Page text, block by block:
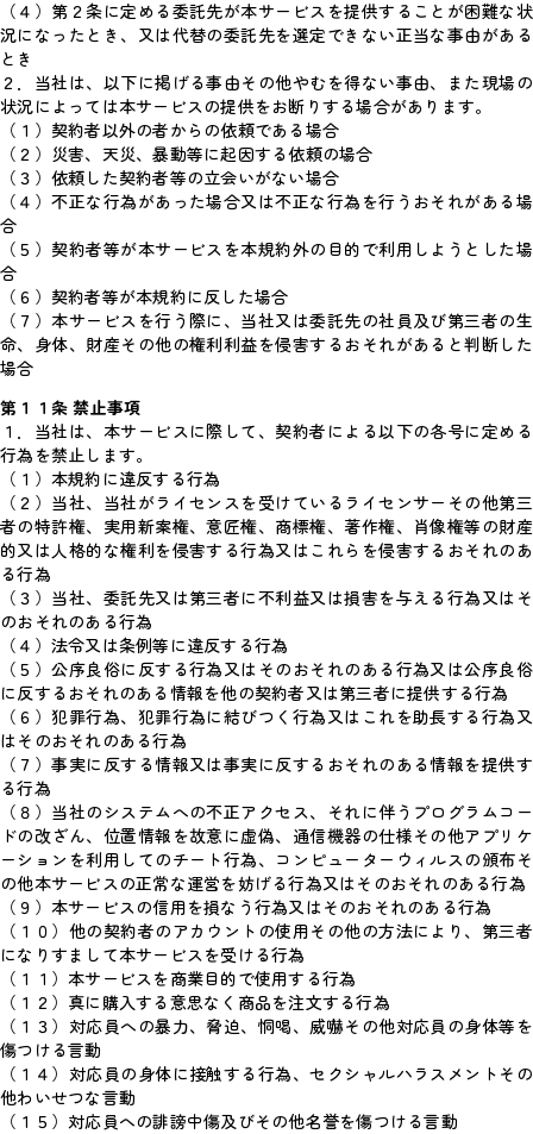
（４）第２条に定める委託先が本サービスを提供することが困難な状
況になったとき、又は代替の委託先を選定できない正当な事由がある
とき
２．当社は、以下に掲げる事由その他やむを得ない事由、また現場の
状況によっては本サービスの提供をお断りする場合があります。
（１）契約者以外の者からの依頼である場合
（２）災害、天災、暴動等に起因する依頼の場合
（３）依頼した契約者等の立会いがない場合
（４）不正な行為があった場合又は不正な行為を行うおそれがある場
合
（５）契約者等が本サービスを本規約外の目的で利用しようとした場
合
（６）契約者等が本規約に反した場合
（７）本サービスを行う際に、当社又は委託先の社員及び第三者の生
命、身体、財産その他の権利利益を侵害するおそれがあると判断した
場合
第１１条 禁止事項
１．当社は、本サービスに際して、契約者による以下の各号に定める
行為を禁止します。
（１）本規約に違反する行為
（２）当社、当社がライセンスを受けているライセンサーその他第三
者の特許権、実用新案権、意匠権、商標権、著作権、肖像権等の財産
的又は人格的な権利を侵害する行為又はこれらを侵害するおそれのあ
る行為
（３）当社、委託先又は第三者に不利益又は損害を与える行為又はそ
のおそれのある行為
（４）法令又は条例等に違反する行為
（５）公序良俗に反する行為又はそのおそれのある行為又は公序良俗
に反するおそれのある情報を他の契約者又は第三者に提供する行為
（６）犯罪行為、犯罪行為に結びつく行為又はこれを助長する行為又
はそのおそれのある行為
（７）事実に反する情報又は事実に反するおそれのある情報を提供す
る行為
（８）当社のシステムへの不正アクセス、それに伴うプログラムコー
ドの改ざん、位置情報を故意に虚偽、通信機器の仕様その他アプリケ
ーションを利用してのチート行為、コンピューターウィルスの頒布そ
の他本サービスの正常な運営を妨げる行為又はそのおそれのある行為
（９）本サービスの信用を損なう行為又はそのおそれのある行為
（１０）他の契約者のアカウントの使用その他の方法により、第三者
になりすまして本サービスを受ける行為
（１１）本サービスを商業目的で使用する行為
（１２）真に購入する意思なく商品を注文する行為
（１３）対応員への暴力、脅迫、恫喝、威嚇その他対応員の身体等を
傷つける言動
（１４）対応員の身体に接触する行為、セクシャルハラスメントその
他わいせつな言動
（１５）対応員への誹謗中傷及びその他名誉を傷つける言動